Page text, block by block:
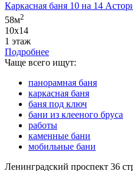
Каркасная баня 10 на 14
58м2
10х14
1 этаж
Подробнее
Чаще всего ищут:
панорамная баня
каркасная баня
баня под ключ
бани из клееного бруса
работы
каменные бани
мобильные бани
Ленинградский проспект 36